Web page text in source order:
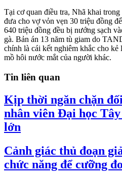
Tại cơ quan điều tra, Nhã khai
đưa cho vợ vỏn vẹn 30 triệu đồng
640 triệu đồng đều bị nướng sạch
gà. Bản án 13 năm tù giam do
chính là cái kết nghiêm khắc cho
mồ hôi nước mắt của người khác.
Tin liên quan
Kịp thời ngăn chặn
nhân viên Đại học
lớn
Cảnh giác thủ đoạn
chức năng để cưỡng